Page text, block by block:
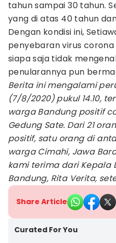
tahun sampai 30 tahun.
yang di atas 40 tahun
Dengan kondisi ini,
penyebaran virus
siapa saja tidak
penularannya pun
Berita ini mengalami
(7/8/2020) pukul 14.10,
warga Bandung positif
Gedung Sate. Dari 21
positif, satu orang di
warga Cimahi, Jawa
kami terima dari Kepala
Bandung, Rita Verita,
Share Article
Curated For You